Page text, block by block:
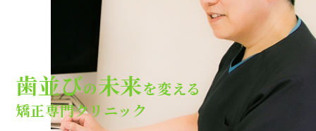
当院のこだわり
費用について
クリニック案内
歯並びの未来を変える
矯正専門クリニック